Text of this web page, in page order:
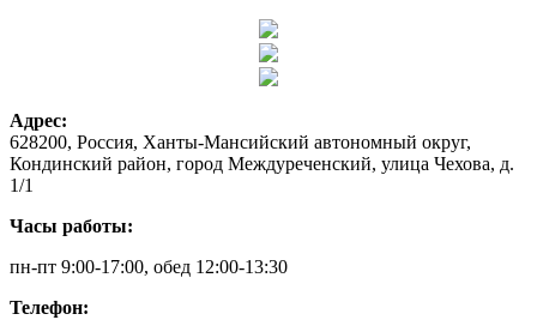
Адрес:
628200, Россия, Ханты-Мансийский автономный округ,
Кондинский район, город Междуреченский, улица Чехова, д.
1/1
Часы работы:
пн-пт 9:00-17:00, обед 12:00-13:30
Телефон: